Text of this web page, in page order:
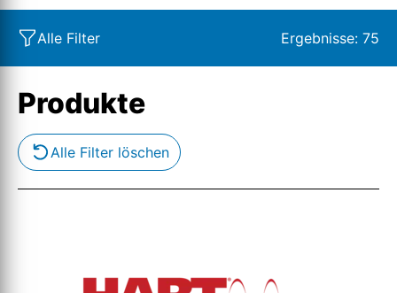
Alle Filter Ergebnisse: 75
Produkte
Alle Filter löschen